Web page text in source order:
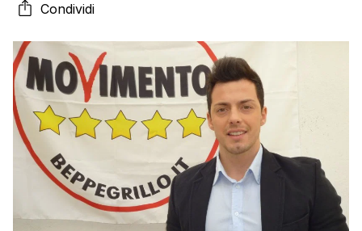
Condividi